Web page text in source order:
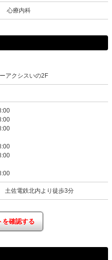
心療内科
アクシスいの2F
土佐電鉄北内より徒歩3分
を確認する